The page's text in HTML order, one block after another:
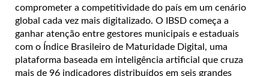
comprometer a competitividade do país em um cenário
global cada vez mais digitalizado. O IBSD começa a
ganhar atenção entre gestores municipais e estaduais
com o Índice Brasileiro de Maturidade Digital, uma
plataforma baseada em inteligência artificial que cruza
mais de 96 indicadores distribuídos em seis grandes